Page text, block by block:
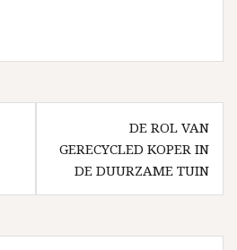
DE ROL VAN
GERECYCLED KOPER IN
DE DUURZAME TUIN